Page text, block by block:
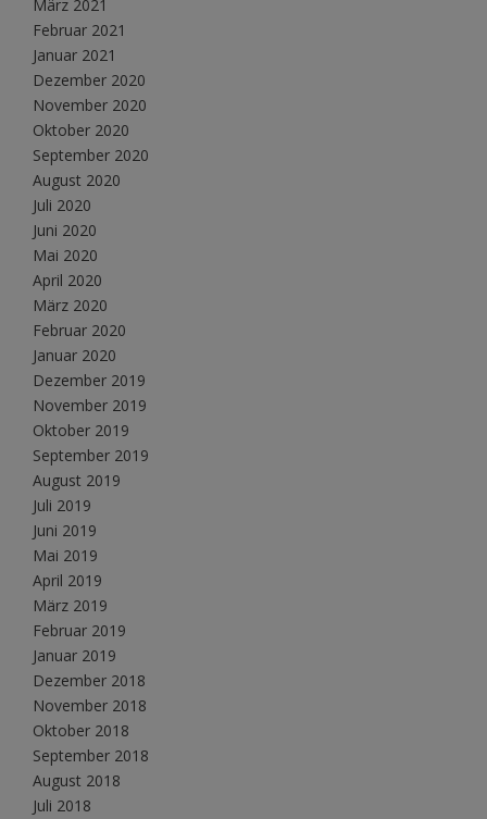
März 2021
Februar 2021
Januar 2021
Dezember 2020
November 2020
Oktober 2020
September 2020
August 2020
Juli 2020
Juni 2020
Mai 2020
April 2020
März 2020
Februar 2020
Januar 2020
Dezember 2019
November 2019
Oktober 2019
September 2019
August 2019
Juli 2019
Juni 2019
Mai 2019
April 2019
März 2019
Februar 2019
Januar 2019
Dezember 2018
November 2018
Oktober 2018
September 2018
August 2018
Juli 2018